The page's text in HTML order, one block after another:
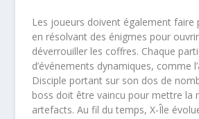
Les joueurs doivent également faire
en résolvant des énigmes pour
déverrouiller les coffres. Chaque
d’événements dynamiques, comme
Disciple portant sur son dos de
boss doit être vaincu pour mettre la
artefacts. Au fil du temps, X-Île